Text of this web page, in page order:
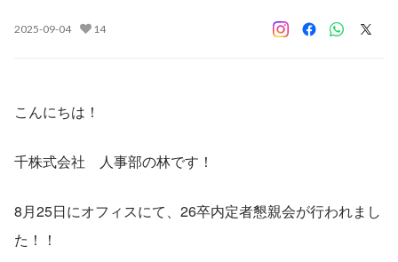
2025-09-04 14
こんにちは！
千株式会社　人事部の林です！
8月25日にオフィスにて、26卒内定者懇親会が行われまし
た！！